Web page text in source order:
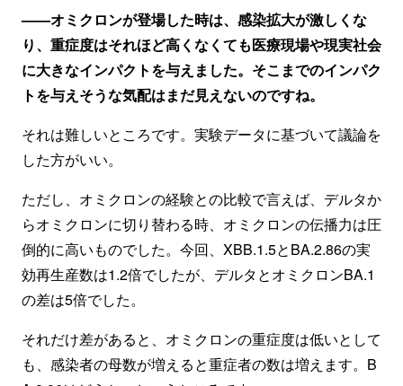
——オミクロンが登場した時は、感染拡大が激しくな
り、重症度はそれほど高くなくても医療現場や現実社会
に大きなインパクトを与えました。そこまでのインパク
トを与えそうな気配はまだ見えないのですね。
それは難しいところです。実験データに基づいて議論を
した方がいい。
ただし、オミクロンの経験との比較で言えば、デルタか
らオミクロンに切り替わる時、オミクロンの伝播力は圧
倒的に高いものでした。今回、XBB.1.5とBA.2.86の実
効再生産数は1.2倍でしたが、デルタとオミクロンBA.1
の差は5倍でした。
それだけ差があると、オミクロンの重症度は低いとして
も、感染者の母数が増えると重症者の数は増えます。B